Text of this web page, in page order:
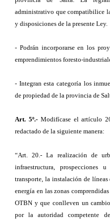
administrativo que compatibilice
y disposiciones de la presente Ley.
- Podrán incorporarse en los
emprendimientos foresto-
- Integran esta categoría los
de propiedad de la provincia de
Art. 5º.-Modifícase el artículo
redactado de la siguiente manera:
“Art. 20.- La realización de
infraestructura, prospecciones
transporte, la instalación de
energía en las zonas
OTBN y que conlleven un
por la autoridad competente